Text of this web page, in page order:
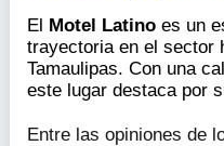
El Motel Latino es un
trayectoria en el sector
Tamaulipas. Con una
este lugar destaca por
Entre las opiniones de